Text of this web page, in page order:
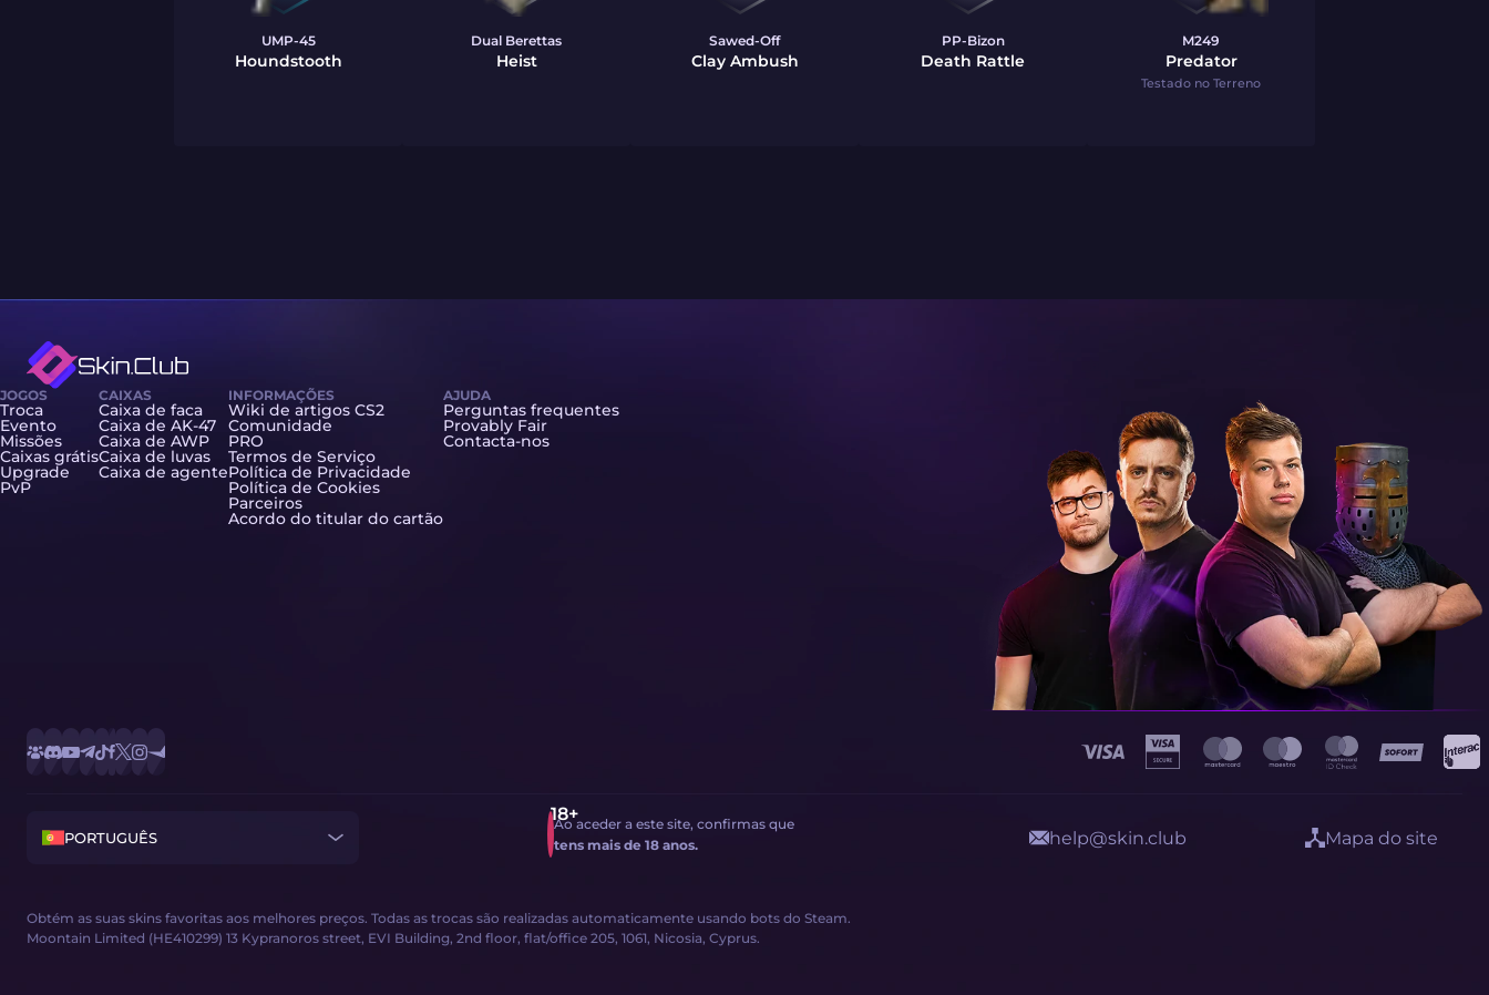
UMP-45
Houndstooth
Dual Berettas
Heist
Sawed-Off
Clay Ambush
PP-Bizon
Death Rattle
M249
Predator
Testado no Terreno
Obtém as suas skins favoritas aos melhores preços. Todas as trocas são realizadas automaticamente usando bots do Steam.
Moontain Limited (HE410299) 13 Kypranoros street, EVI Building, 2nd floor, flat/office 205, 1061, Nicosia, Cyprus.
PORTUGUÊS
JOGOS
Troca
Evento
Missões
Caixas grátis
Upgrade
PvP
CAIXAS
Caixa de faca
Caixa de AK-47
Caixa de AWP
Caixa de luvas
Caixa de agente
INFORMAÇÕES
Wiki de artigos CS2
Comunidade
PRO
Termos de Serviço
Política de Privacidade
Política de Cookies
Parceiros
Acordo do titular do cartão
AJUDA
Perguntas frequentes
Provably Fair
Contacta-nos
Ao aceder a este site, confirmas que
tens mais de 18 anos.
help@skin.club Mapa do site